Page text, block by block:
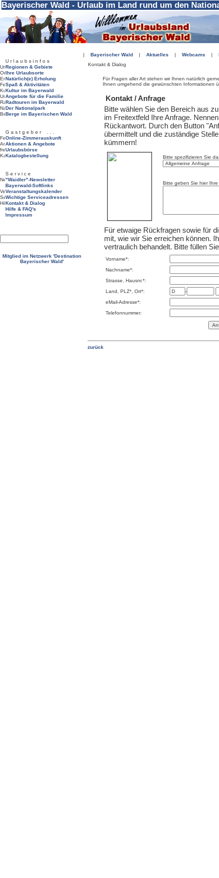
Bayerischer Wald - Urlaub im Land rund um den
| Bayerischer Wald | Aktuelles | Webcams |
U r l a u b s i n f o s
Regionen & Gebiete
Ihre Urlaubsorte
Natürlich(e) Erholung
Spaß & Aktivitäten
Kultur im Bayerwald
Angebote für die Familie
Radtouren im Bayerwald
Der Nationalpark
Berge im Bayerischen Wald
G a s t g e b e r . . .
Online-Zimmerauskunft
Aktionen & Angebote
Urlaubsbörse
Katalogbestellung
S e r v i c e
"Waidler"-Newsletter
Bayerwald-Softlinks
Veranstaltungskalender
Wichtige Serviceadressen
Kontakt & Dialog
Hilfe & FAQ's
Impressum
Mitglied im Netzwerk 'Destination
Bayerischer Wald'
Kontakt & Dialog
Für Fragen aller Art stehen wir Ihnen natürlich
Ihnen umgehend die gewünschten Informationen
Kontakt / Anfrage
Bitte wählen Sie den Bereich aus
im Freitextfeld Ihre Anfrage.
Rückantwort. Durch den Button
übermittelt und die zuständige
kümmern!
Bitte spezifizieren Sie
Bitte geben Sie hier
Für etwaige Rückfragen sowie für
mit, wie wir Sie erreichen können.
vertraulich behandelt. Bitte füllen
Vorname*:
Nachname*:
Strasse, Hausnr.*:
Land, PLZ*, Ort*:
-
eMail-Adresse*:
Telefonnummer: